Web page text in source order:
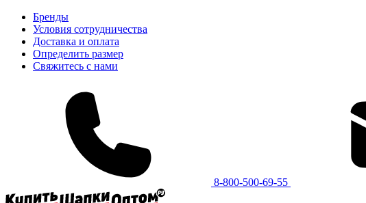
Бренды
Условия сотрудничества
Доставка и оплата
Определить размер
Свяжитесь с нами
8-800-500-69-55